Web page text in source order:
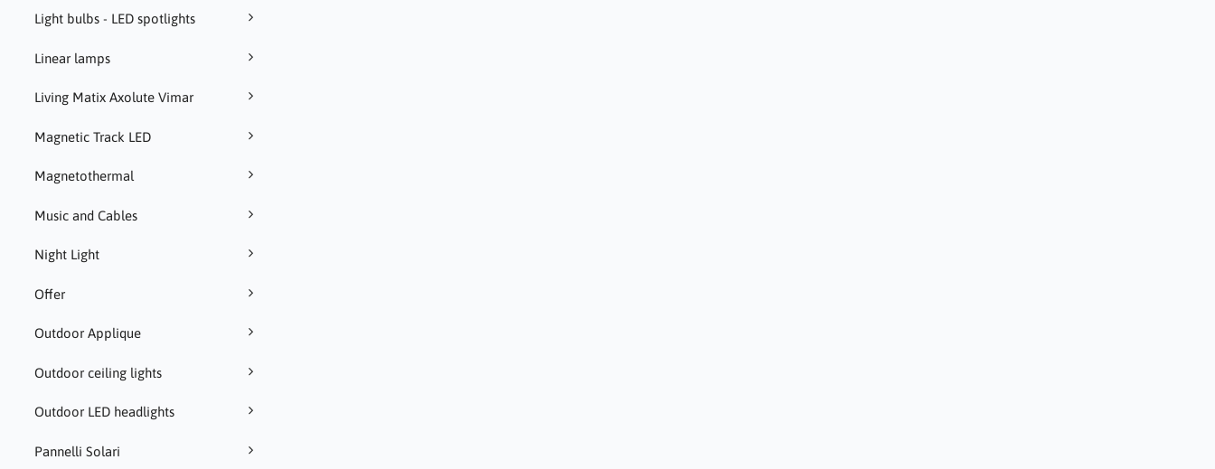
Light bulbs - LED spotlights
Linear lamps
Living Matix Axolute Vimar
Magnetic Track LED
Magnetothermal
Music and Cables
Night Light
Offer
Outdoor Applique
Outdoor ceiling lights
Outdoor LED headlights
Pannelli Solari